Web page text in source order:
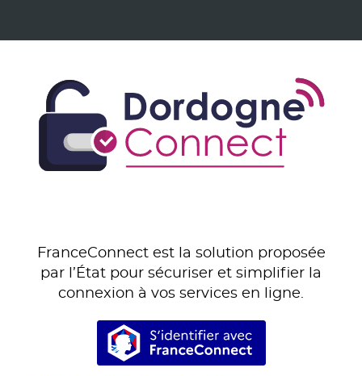
FranceConnect est la solution proposée
par l’État pour sécuriser et simplifier la
connexion à vos services en ligne.
S’identifier avec